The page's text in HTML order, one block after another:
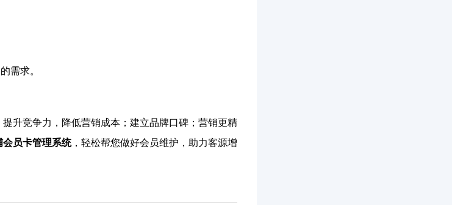
需求。
升竞争力，降低营销成本；建立品牌口碑；营销更精
会员卡管理系统，轻松帮您做好会员维护，助力客源增